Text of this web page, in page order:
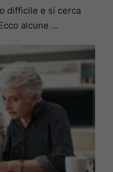
difficile e si cerca
alcune …